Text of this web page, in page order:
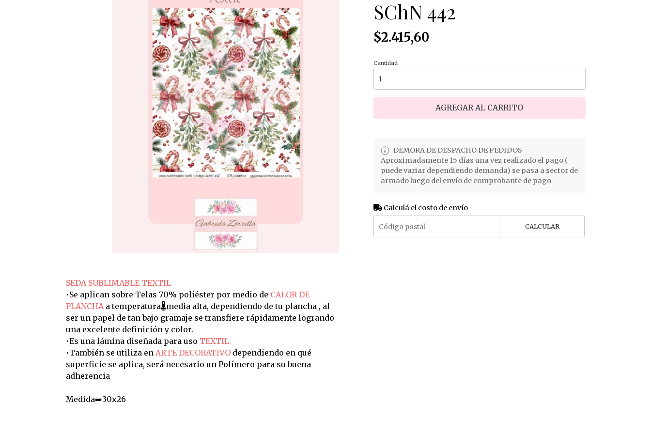
SEDA SUBLIMABLE TEXTIL
•Se aplican sobre Telas 70% poliéster por medio de CALOR DE
PLANCHA a temperatura🌡️media alta, dependiendo de tu plancha , al
ser un papel de tan bajo gramaje se transfiere rápidamente logrando
una excelente definición y color.
•Es una lámina diseñada para uso TEXTIL.
•También se utiliza en ARTE DECORATIVO dependiendo en qué
superficie se aplica, será necesario un Polímero para su buena
adherencia
Medida➡️30x26
SChN 442
$2.415,60
Cantidad
AGREGAR AL CARRITO
DEMORA DE DESPACHO DE PEDIDOS
Aproximadamente 15 días una vez realizado el pago (
puede variar dependiendo demanda) se pasa a sector de
armado luego del envío de comprobante de pago
Calculá el costo de envío
CALCULAR